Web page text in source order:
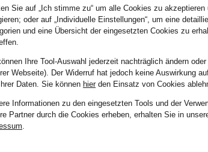
Neu
CPH
Sie auf „Ich stimme zu“ um alle Cookies zu
oder auf „Individuelle Einstellungen“, um eine
und eine Übersicht der eingesetzten Cookies zu
Ihre Tool-Auswahl jederzeit nachträglich ändern
Webseite). Der Widerruf hat jedoch keine Auswirkung
Daten. Sie können hierden Einsatz von Cookies
Informationen zu den eingesetzten Tools und der
Partner durch die Cookies erheben, erhalten Sie in
.